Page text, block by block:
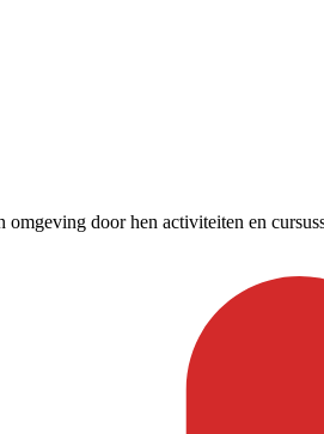
door hen activiteiten en